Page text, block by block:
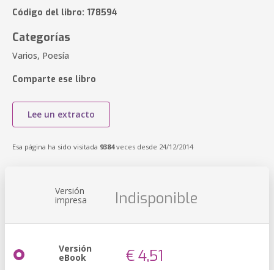
Código del libro: 178594
Categorías
Varios, Poesía
Comparte ese libro
Lee un extracto
Esa página ha sido visitada 9384veces desde 24/12/2014
Versión
impresa Indisponible
Versión
eBook € 4,51